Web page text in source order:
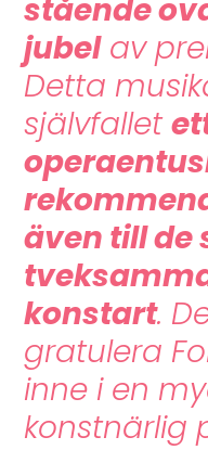
ELSALILL
Nej, sir Archie!
ELSALILL
Sir Archie?
stående
jubelav
Detta
självfallet
även till de
konstart.
gratulera
inne i en
konstnärlig